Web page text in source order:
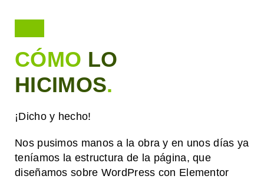
CÓMO LO
HICIMOS.
¡Dicho y hecho!
Nos pusimos manos a la obra y en unos días ya
teníamos la estructura de la página, que
diseñamos sobre WordPress con Elementor